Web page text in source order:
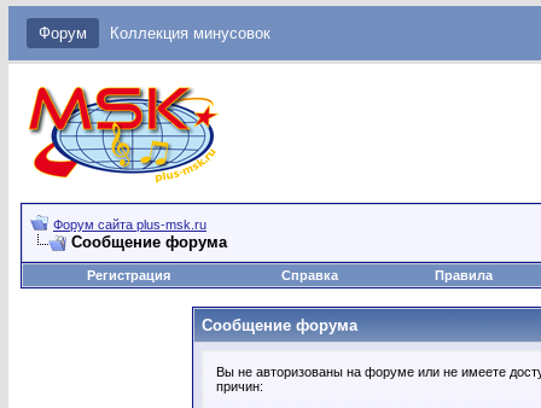
Форум Коллекция минусовок
Форум сайта plus-msk.ru
Сообщение форума
Регистрация Справка Правила
Сообщение форума
Вы не авторизованы на форуме или не имеете
причин: